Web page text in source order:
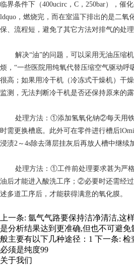
临界条件下（400ucirc，C，250bar），催
ldquo，燃烧完，而在室温下排出的是二氧
保、流程短，避免了其它方法对排气的处
解决“油”的问题，可以采用无油压缩
烦，“一些医院用纯氧代替压缩空气驱动呼
很高；如果用冷干机（冷冻式干燥机）干
监测，无法判断冷干机是否还保持原来的露
处理方法：①添加氢氧化钠②每天用
时需更换槽底。此外可在零件进行槽后
浸渍2～4s除去薄层挂灰后再放人槽中继续
处理方法：①工件前处理要求甚为严
油后才能进入酸洗工序；②必要时还需经
述多道工序后，才能获得满意的氧化膜。
上一条: 氩气气路要保持洁净清洁,这
是分析结果达到更准确,但也不可避
般主要有以下几种途径：1 下一条: 检
必须是纯度99
关于我们